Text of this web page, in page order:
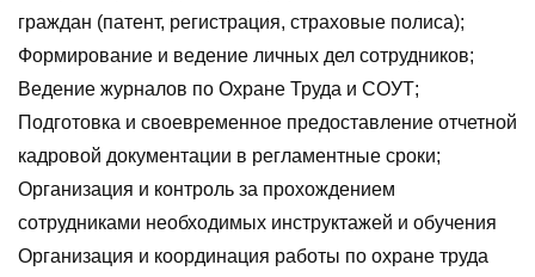
граждан (патент, регистрация, страховые полиса);
Формирование и ведение личных дел сотрудников;
Ведение журналов по Охране Труда и СОУТ;
Подготовка и своевременное предоставление отчетной
кадровой документации в регламентные сроки;
Организация и контроль за прохождением
сотрудниками необходимых инструктажей и обучения
Организация и координация работы по охране труда